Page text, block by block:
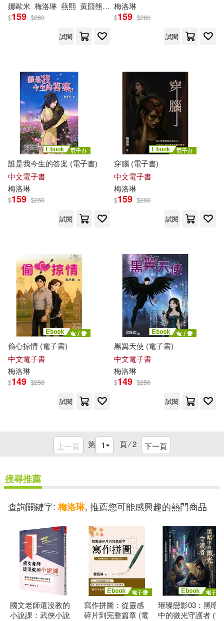
娜歐米 梅洛琳 燕熙 黃囧熊 黑麒
$159 $260
試閱
梅洛琳
$159 $260
試閱
誰是我今生的答案 (電子書)
中文電子書
梅洛琳
$159 $260
試閱
穿腦 (電子書)
中文電子書
梅洛琳
$159 $260
試閱
偷心掠情 (電子書)
中文電子書
梅洛琳
$149 $250
試閱
黑翼天使 (電子書)
中文電子書
梅洛琳
$149 $250
試閱
上一頁 第 頁 ⁄2 下一頁
搜尋推薦
查詢關鍵字:梅洛琳, 推薦您可能感興趣的熱門商品
國文老師還沒教的
小說課：武俠小說
寫作拼圖：從靈感
碎片到完整篇章 (電
璀璨戀影03：黑暗
中的微光守護者 (電